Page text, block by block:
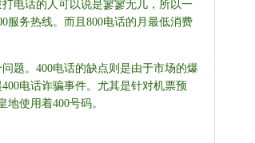
电话的人可以说是寥寥无几，所以一
服务热线。而且800电话的月最低消费
题。400电话的缺点则是由于市场的爆
电话诈骗事件。尤其是针对机票预
使用着400号码。